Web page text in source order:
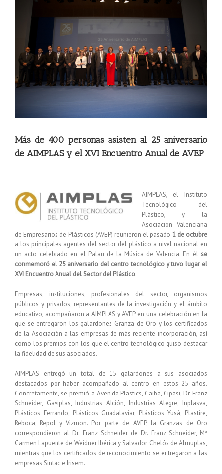
grande
Más de 400 personas asisten al 25 aniversario
de AIMPLAS y el XVI Encuentro Anual de AVEP
AIMPLAS, el Instituto
Tecnológico del
Plástico, y la
Asociación Valenciana
de Empresarios de Plásticos (AVEP) reunieron el pasado 1 de octubre
a los principales agentes del sector del plástico a nivel nacional en
un acto celebrado en el Palau de la Música de Valencia. En élse
conmemoró el 25 aniversario del centro tecnológico y tuvo lugar el
XVI Encuentro Anual del Sector del Plástico.
Empresas, instituciones, profesionales del sector, organismos
públicos y privados, representantes de la investigación y el ámbito
educativo, acompañaron a AIMPLAS y AVEP en una celebración en la
que se entregaron los galardones Granza de Oro y los certificados
de la Asociación a las empresas de más reciente incorporación, así
como los premios con los que el centro tecnológico quiso destacar
la fidelidad de sus asociados.
AIMPLAS entregó un total de 15 galardones a sus asociados
destacados por haber acompañado al centro en estos 25 años.
Concretamente, se premió a Avenida Plastics, Caiba, Cipasi, Dr. Franz
Schneider, Gaviplas, Industrias Alción, Industrias Alegre, Inplasva,
Plásticos Ferrando, Plásticos Guadalaviar, Plásticos Yusá, Plastire,
Reboca, Repol y Vizmon. Por parte de AVEP, la Granzas de Oro
correspondieron al Dr. Franz Schneider de Dr. Franz Schneider, Mª
Carmen Lapuente de Weidner Ibérica y Salvador Chelós de Almuplas,
mientras que los certificados de reconocimiento se entregaron a las
empresas Sintac e Irisem.